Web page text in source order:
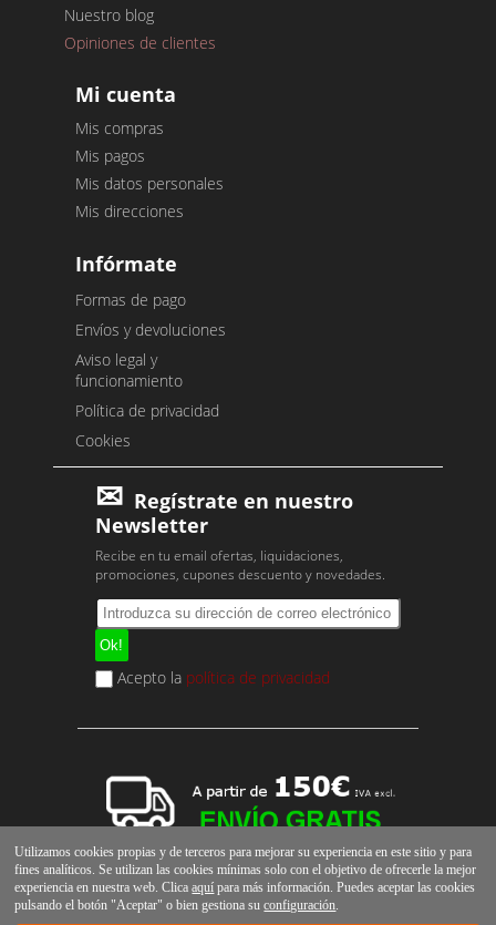
Nuestro blog
Opiniones de clientes
Mi cuenta
Mis compras
Mis pagos
Mis datos personales
Mis direcciones
Infórmate
Formas de pago
Envíos y devoluciones
Aviso legal y
funcionamiento
Política de privacidad
Cookies
Regístrate en nuestro
Newsletter
Recibe en tu email ofertas, liquidaciones,
promociones, cupones descuento y novedades.
Acepto la política de privacidad
Utilizamos cookies propias y de terceros para mejorar su experiencia en este sitio y para
fines analíticos. Se utilizan las cookies mínimas solo con el objetivo de ofrecerle la mejor
experiencia en nuestra web. Clicaaquí para más información. Puedes aceptar las cookies
pulsando el botón "Aceptar" o bien gestiona suconfiguración.